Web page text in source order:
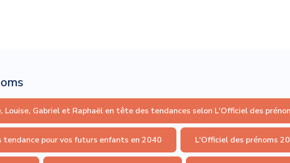
Louise, Gabriel et Raphaël en tête des tendances selon L'Officiel des
tendance pour vos futurs enfants en 2040 L'Officiel des prénoms